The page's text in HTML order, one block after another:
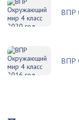
ВПР
ВПР